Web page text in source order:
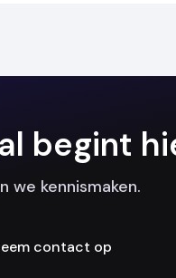
begint
we kennismaken.
contact op